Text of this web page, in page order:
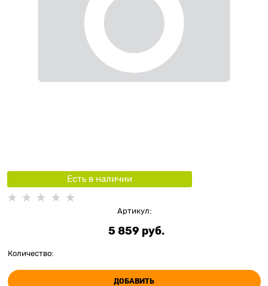
Есть в наличии
Артикул:
5 859 руб.
Количество:
ДОБАВИТЬ